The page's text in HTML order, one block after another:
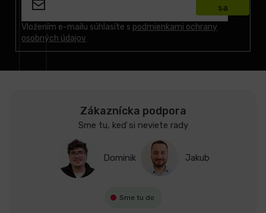
Vložením e-mailu súhlasíte s podmienkami ochrany
osobných údajov
sa
Zákaznícka podpora
Sme tu, keď si neviete rady
Dominik Jakub
Sme tu do